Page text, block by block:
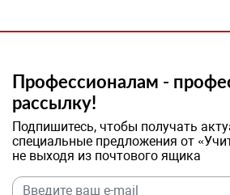
Профессионалам -
рассылку!
Подпишитесь, чтобы получать
специальные предложения от
не выходя из почтового ящика